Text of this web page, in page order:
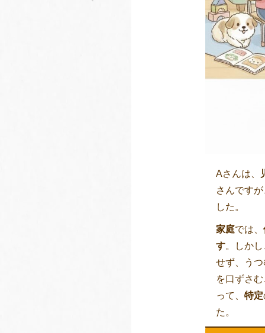
Aさんは、
さんです
した。
家庭では、
す。しか
せず、う
を口ずさ
って、 特定
た。